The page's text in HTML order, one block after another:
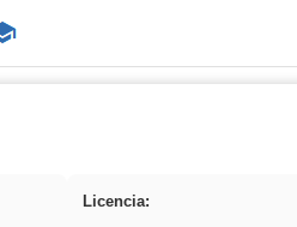
Licencia: